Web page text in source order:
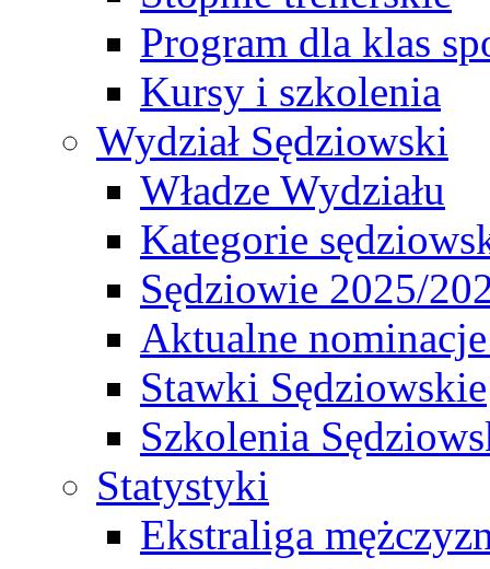
Program dla klas
Kursy i szkolenia
Wydział Sędziowski
Władze Wydziału
Kategorie
Sędziowie 2025/
Aktualne
Stawki Sędziowskie
Szkolenia
Statystyki
Ekstraliga